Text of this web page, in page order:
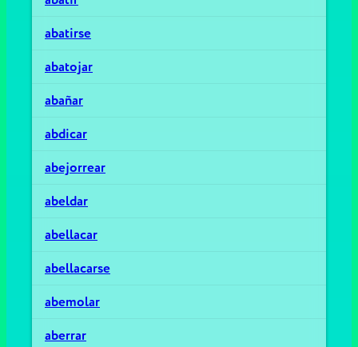
abatirse
abatojar
abañar
abdicar
abejorrear
abeldar
abellacar
abellacarse
abemolar
aberrar